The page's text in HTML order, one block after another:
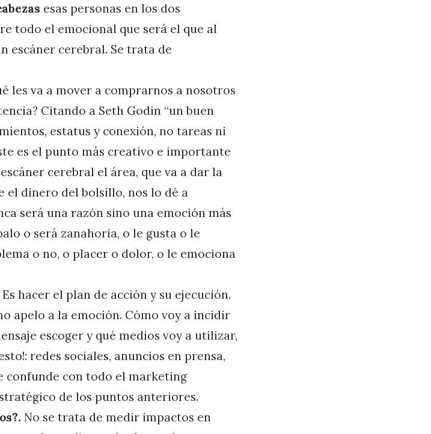
esas personas en los dos
todo el emocional que será el que al
escáner cerebral. Se trata de
les va a mover a comprarnos a nosotros
Citando a Seth Godin “un buen
estatus y conexión, no tareas ni
es el punto más creativo e importante
cerebral el área, que va a dar la
el dinero del bolsillo, nos lo dé a
será una razón sino una emoción más
o será zanahoria, o le gusta o le
o no, o placer o dolor, o le emociona
Es hacer el plan de acción y su ejecución.
apelo a la emoción. Cómo voy a incidir
escoger y qué medios voy a utilizar,
redes sociales, anuncios en prensa,
confunde con todo el marketing
de los puntos anteriores.
No se trata de medir impactos en